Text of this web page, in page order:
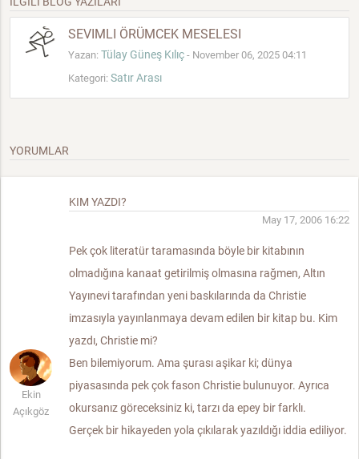
SEVIMLI ÖRÜMCEK MESELESI
Yazan: Tülay Güneş Kılıç - November 06, 2025 04:11
Kategori: Satır Arası
YORUMLAR
Ekin
Açıkgöz
KIM YAZDI?
May 17, 2006 16:22
Pek çok literatür taramasında böyle bir kitabının
olmadığına kanaat getirilmiş olmasına rağmen, Altın
Yayınevi tarafından yeni baskılarında da Christie
imzasıyla yayınlanmaya devam edilen bir kitap bu. Kim
yazdı, Christie mi?
Ben bilemiyorum. Ama şurası aşikar ki; dünya
piyasasında pek çok fason Christie bulunuyor. Ayrıca
okursanız göreceksiniz ki, tarzı da epey bir farklı.
Gerçek bir hikayeden yola çıkılarak yazıldığı iddia ediliyor.